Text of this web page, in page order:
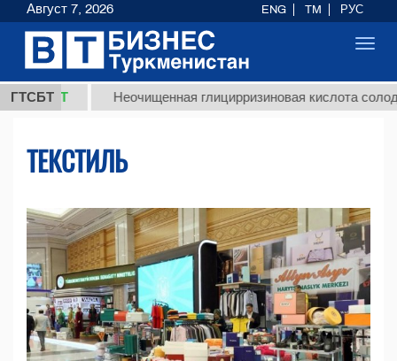
ГТСБТНеочищенная глицирризиновая кислота солодкового
ТЕКСТИЛЬ
Август 7, 2026 ENG TM РУС